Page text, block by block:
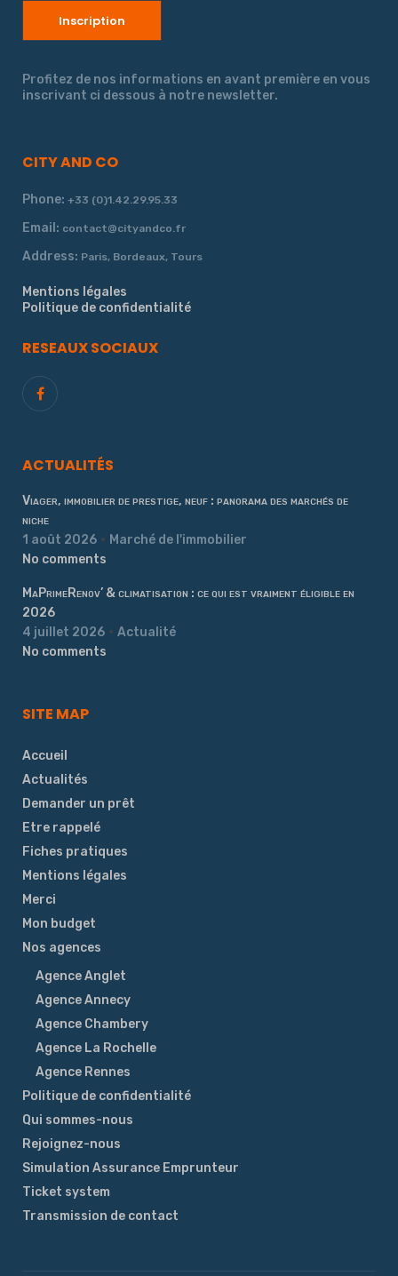
Profitez de nos informations en avant première en vous
inscrivant ci dessous à notre newsletter.
CITY AND CO
Phone: +33 (0)1.42.29.95.33
Email: contact@cityandco.fr
Address: Paris, Bordeaux, Tours
Mentions légales
Politique de confidentialité
RESEAUX SOCIAUX
ACTUALITÉS
Viager, immobilier de prestige, neuf : panorama des marchés de
niche
1 août 2026
Marché de l'immobilier
No comments
MaPrimeRenov’ & climatisation : ce qui est vraiment éligible en
2026
4 juillet 2026
Actualité
No comments
SITE MAP
Accueil
Actualités
Demander un prêt
Etre rappelé
Fiches pratiques
Mentions légales
Merci
Mon budget
Nos agences
Agence Anglet
Agence Annecy
Agence Chambery
Agence La Rochelle
Agence Rennes
Politique de confidentialité
Qui sommes-nous
Rejoignez-nous
Simulation Assurance Emprunteur
Ticket system
Transmission de contact